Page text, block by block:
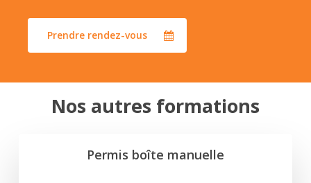
Prendre rendez-vous
Nos autres formations
Permis boîte manuelle